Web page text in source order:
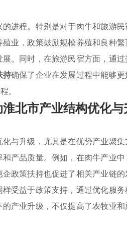
进程。特别是对于肉牛和旅游
业，政策鼓励规模养殖和良种繁
。同时，在旅游民宿方面，通
持确保了企业在发展过程中能够
。
北市产业结构优化与
与升级，尤其是在优势产业聚
产品质量。例如，在肉牛产业
政策扶持也促进了相关产业链
受益于政策支持，通过优化服
产业升级，不仅提高了农牧业